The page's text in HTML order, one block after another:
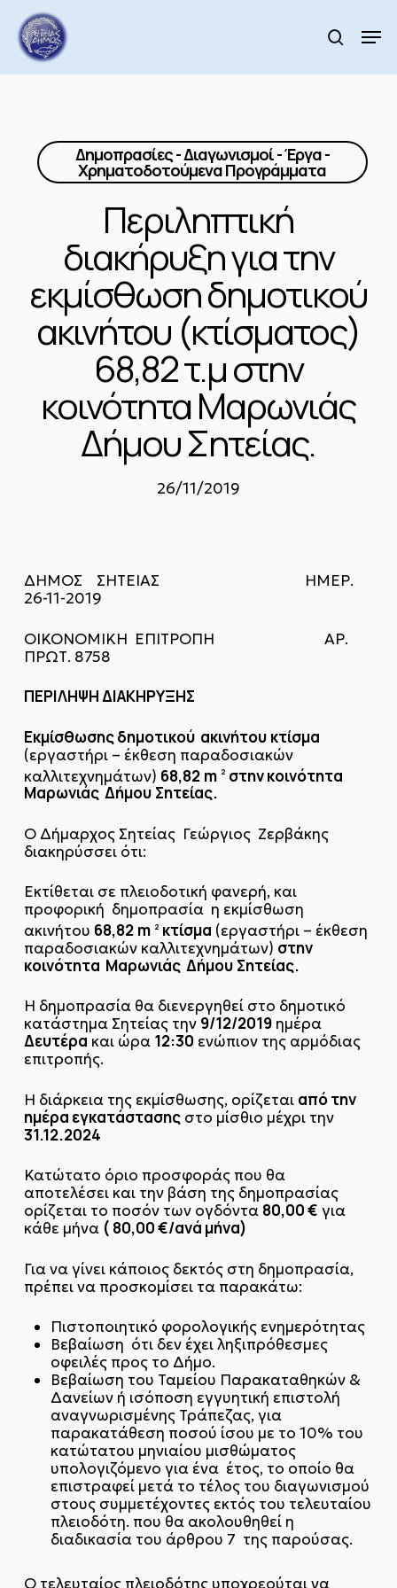
main
content
search
Δημοπρασίες - Διαγωνισμοί - Έργα -
Χρηματοδοτούμενα Προγράμματα
Περιληπτική
διακήρυξη για την
εκμίσθωση δημοτικού
ακινήτου (κτίσματος)
68,82 τ.μ στην
κοινότητα Μαρωνιάς
Δήμου Σητείας.
26/11/2019
ΔΗΜΟΣ ΣΗΤΕΙΑΣ ΗΜΕΡ.
26-11-2019
ΟΙΚΟΝΟΜΙΚΗ ΕΠΙΤΡΟΠΗ ΑΡ.
ΠΡΩΤ. 8758
ΠΕΡΙΛΗΨΗ ΔΙΑΚΗΡΥΞΗΣ
Εκμίσθωσης δημοτικού ακινήτου κτίσμα
(εργαστήρι – έκθεση παραδοσιακών
καλλιτεχνημάτων) 68,82 m 2 στην κοινότητα
Μαρωνιάς Δήμου Σητείας.
Ο Δήμαρχος Σητείας Γεώργιος Ζερβάκης
διακηρύσσει ότι:
Εκτίθεται σε πλειοδοτική φανερή, και
προφορική δημοπρασία η εκμίσθωση
ακινήτου 68,82 m 2 κτίσμα (εργαστήρι – έκθεση
παραδοσιακών καλλιτεχνημάτων) στην
κοινότητα Μαρωνιάς Δήμου Σητείας.
Η δημοπρασία θα διενεργηθεί στο δημοτικό
κατάστημα Σητείας την 9/12/2019ημέρα
Δευτέρα και ώρα 12:30 ενώπιον της αρμόδιας
επιτροπής.
Η διάρκεια της εκμίσθωσης, ορίζεται από την
ημέρα εγκατάστασηςστο μίσθιο μέχρι την
31.12.2024
Κατώτατο όριο προσφοράς που θα
αποτελέσει και την βάση της δημοπρασίας
ορίζεται το ποσόν των ογδόντα 80,00 € για
κάθε μήνα ( 80,00 €/ανά μήνα)
Για να γίνει κάποιος δεκτός στη δημοπρασία,
πρέπει να προσκομίσει τα παρακάτω:
Πιστοποιητικό φορολογικής ενημερότητας
Βεβαίωση ότι δεν έχει ληξιπρόθεσμες
οφειλές προς το Δήμο.
Βεβαίωση του Ταμείου Παρακαταθηκών &
Δανείων ή ισόποση εγγυητική επιστολή
αναγνωρισμένης Τράπεζας, για
παρακατάθεση ποσού ίσου με το 10% του
κατώτατου μηνιαίου μισθώματος
υπολογιζόμενο για ένα έτος, το οποίο θα
επιστραφεί μετά το τέλος του διαγωνισμού
στους συμμετέχοντες εκτός του τελευταίου
πλειοδότη. που θα ακολουθηθεί η
διαδικασία του άρθρου 7 της παρούσας.
Ο τελευταίος πλειοδότης υποχρεούται να
Menu